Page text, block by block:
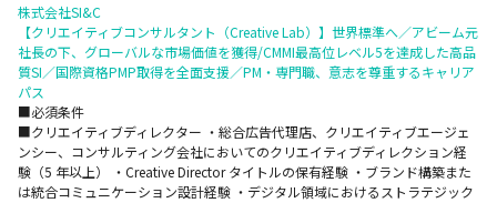
株式会社SI&C
【クリエイティブコンサルタント（Creative Lab）】世界標準へ／アビーム元
社長の下、グローバルな市場価値を獲得/CMMI最高位レベル5を達成した高品
質SI／国際資格PMP取得を全面支援／PM・専門職、意志を尊重するキャリア
パス
■必須条件
■クリエイティブディレクター ・総合広告代理店、クリエイティブエージェ
ンシー、コンサルティング会社においてのクリエイティブディレクション経
験（5 年以上） ・Creative Director タイトルの保有経験 ・ブランド構築また
は統合コミュニケーション設計経験 ・デジタル領域におけるストラテジック